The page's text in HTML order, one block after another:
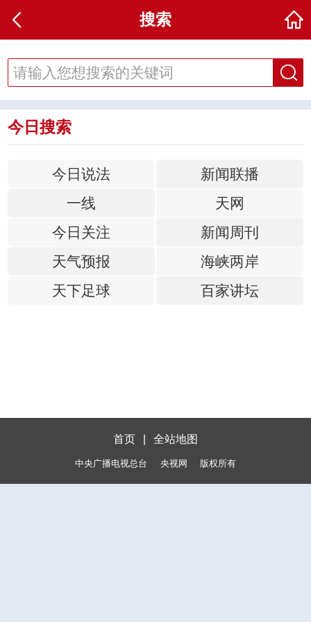
搜索
今日搜索
今日说法
新闻联播
一线
天网
今日关注
新闻周刊
天气预报
海峡两岸
天下足球
百家讲坛
首页 全站地图
中央广播电视总台 央视网 版权所有